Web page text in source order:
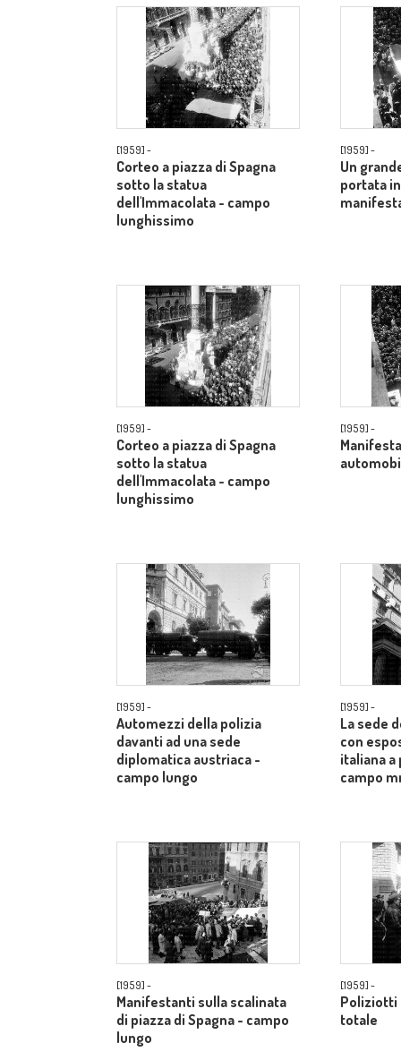
[1959] -
Corteo a piazza di Spagna
sotto la statua
dell'Immacolata - campo
lunghissimo
[1959] -
Un
portata
[1959] -
Corteo a piazza di Spagna
sotto la statua
dell'Immacolata - campo
lunghissimo
[1959] -
[1959] -
Automezzi della polizia
davanti ad una sede
diplomatica austriaca -
campo lungo
[1959] -
La sede
con
italiana a
campo
[1959] -
Manifestanti sulla scalinata
di piazza di Spagna - campo
lungo
[1959] -
Poliziotti
totale